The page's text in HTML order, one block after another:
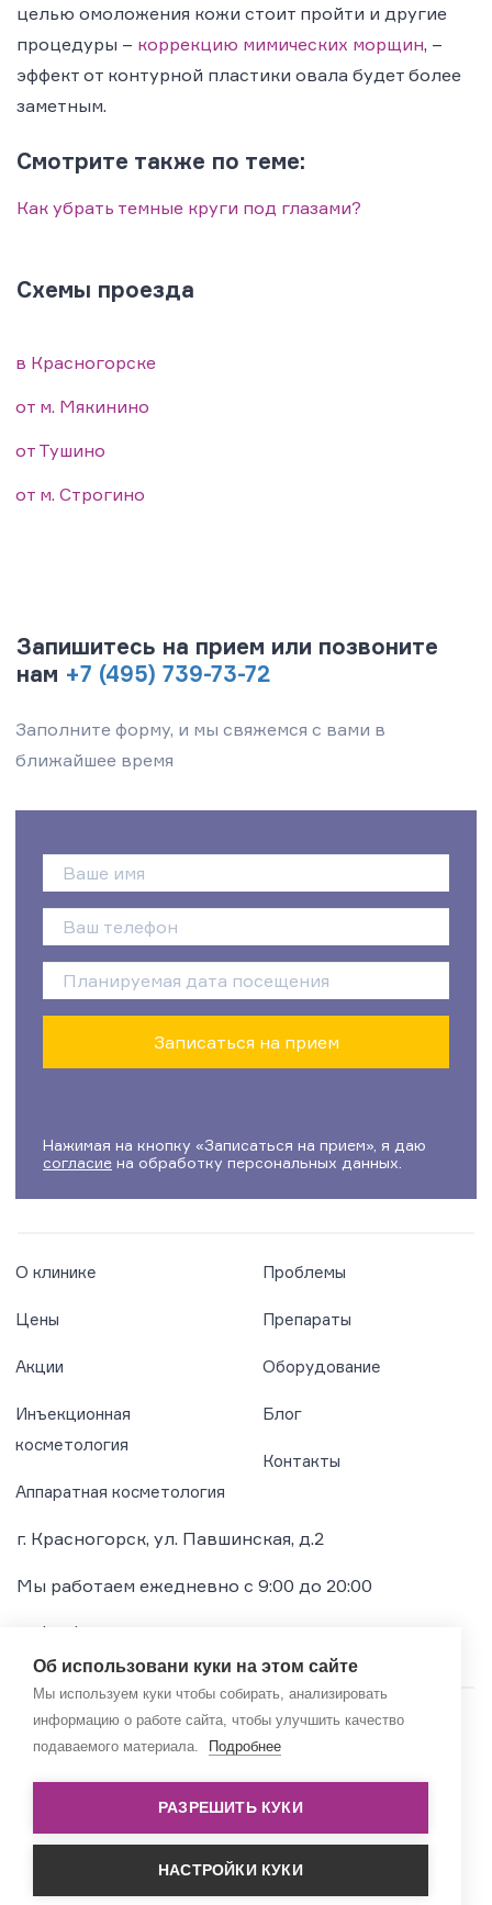
целью омоложения кожи стоит пройти и другие
процедуры – коррекцию мимических морщин, –
эффект от контурной пластики овала будет более
заметным.
Смотрите также по теме:
Как убрать темные круги под глазами?
Схемы проезда
в Красногорске
от м. Мякинино
от Тушино
от м. Строгино
Запишитесь на прием или позвоните
нам +7 (495) 739-73-72
Заполните форму, и мы свяжемся с вами в
ближайшее время
Нажимая на кнопку «Записаться на прием», я даю
согласие на обработку персональных данных.
О клинике
Цены
Акции
Проблемы
Препараты
Оборудование
Инъекционная
косметология
Аппаратная косметология
Блог
Контакты
г. Красногорск, ул. Павшинская, д.2
Мы работаем ежедневно с 9:00 до 20:00
+7 (495) 739-73-72
© 2019–2026 Gormedbeauty
Об использовани куки на этом сайте
Мы используем куки чтобы собирать, анализировать
информацию о работе сайта, чтобы улучшить качество
подаваемого материала.
Подробнее
РАЗРЕШИТЬ КУКИ
НАСТРОЙКИ КУКИ